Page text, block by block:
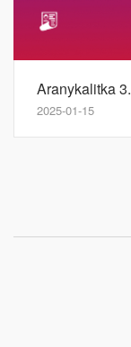
Aranykalitka
2025-01-15